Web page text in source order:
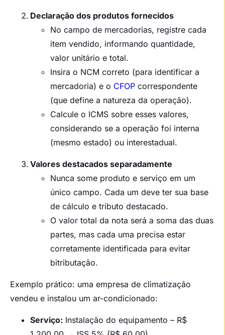
Declaração dos produtos fornecidos
No campo de mercadorias, registre cada
item vendido, informando quantidade,
valor unitário e total.
Insira o NCM correto (para identificar a
mercadoria) e o CFOP correspondente
(que define a natureza da operação).
Calcule o ICMS sobre esses valores,
considerando se a operação foi interna
(mesmo estado) ou interestadual.
Valores destacados separadamente
Nunca some produto e serviço em um
único campo. Cada um deve ter sua base
de cálculo e tributo destacado.
O valor total da nota será a soma das duas
partes, mas cada uma precisa estar
corretamente identificada para evitar
bitributação.
Exemplo prático: uma empresa de climatização
vendeu e instalou um ar-condicionado:
Serviço: Instalação do equipamento – R$